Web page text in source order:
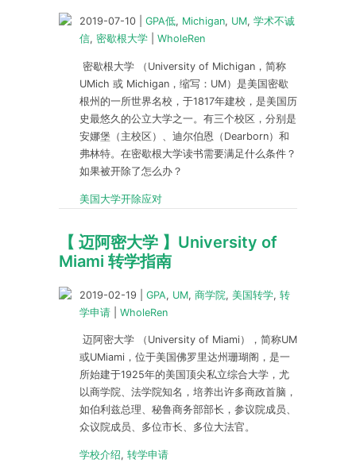
2019-07-10 GPA低, Michigan, UM, 学术不诚
信, 密歇根大学 WholeRen
密歇根大学 （University of Michigan，简称
UMich 或 Michigan，缩写：UM）是美国密歇
根州的一所世界名校，于1817年建校，是美国历
史最悠久的公立大学之一。有三个校区，分别是
安娜堡（主校区）、迪尔伯恩（Dearborn）和
弗林特。在密歇根大学读书需要满足什么条件？
如果被开除了怎么办？
美国大学开除应对
【 迈阿密大学 】University of
Miami 转学指南
2019-02-19 GPA, UM, 商学院, 美国转学, 转
学申请
WholeRen
迈阿密大学 （University of Miami），简称UM
或UMiami，位于美国佛罗里达州珊瑚阁，是一
所始建于1925年的美国顶尖私立综合大学，尤
以商学院、法学院知名，培养出许多商政首脑，
如伯利兹总理、秘鲁商务部部长，参议院成员、
众议院成员、多位市长、多位大法官。
学校介绍, 转学申请